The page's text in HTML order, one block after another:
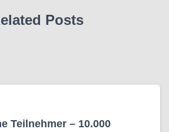
Posts
Teilnehmer – 10.000